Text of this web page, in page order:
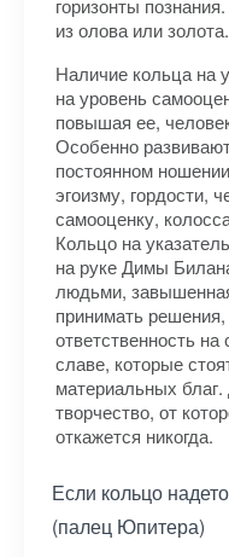
горизонты
из олова или золота.
Наличие кольца на
на уровень
повышая ее,
Особенно
постоянном
эгоизму, гордости,
самооценку,
Кольцо на
на руке Димы
людьми,
принимать решения,
ответственность
славе, которые
материальных благ.
творчество, от
откажется никогда.
Если кольцо
(палец Юпитера)